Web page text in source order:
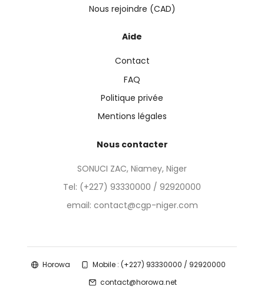
Nous rejoindre (CAD)
Aide
Contact
FAQ
Politique privée
Mentions légales
Nous contacter
SONUCI ZAC, Niamey, Niger
Tel: (+227) 93330000 / 92920000
email: contact@cgp-niger.com
Horowa
Mobile : (+227) 93330000 / 92920000
contact@horowa.net